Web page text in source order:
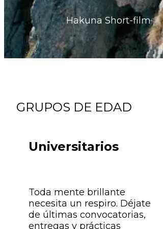
Hakuna Short-film
GRUPOS DE EDAD
Universitarios
Toda mente brillante
necesita un respiro. Déjate
de últimas convocatorias,
entregas y prácticas